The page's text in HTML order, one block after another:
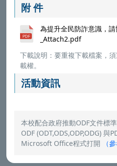
附 件
為提升全民防詐意識，
_Attach2.pdf
下載說明：要重複下載檔案，
載權。
活動資訊
本校配合政府推動ODF文件標
ODF (ODT,ODS,ODP,ODG) 與
Microsoft Office程式打開
（